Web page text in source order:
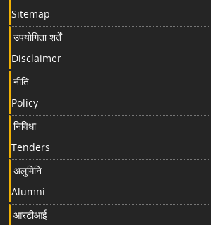
Sitemap
उपयोगिता शर्तें
Disclaimer
नीति
Policy
निविधा
Tenders
अलुमिनि
Alumni
आरटीआई